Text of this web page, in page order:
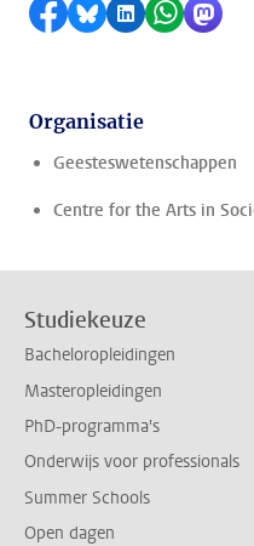
Delen op Facebook
Delen via Bluesky
Delen opDelen via
Organisatie
Geesteswetenschappen
Centre for the Arts in
Studiekeuze
Bacheloropleidingen
Masteropleidingen
PhD-programma's
Onderwijs voor professionals
Summer Schools
Open dagen